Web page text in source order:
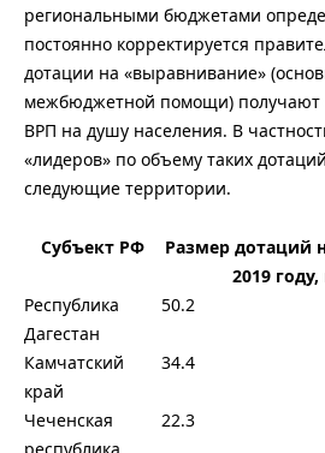
региональными бюджетами
постоянно корректируется
дотации на «выравнивание»
межбюджетной помощи) получают
ВРП на душу населения. В
«лидеров» по объему таких
следующие территории.
Субъект РФ
Размер дотаций
2019
Республика
Дагестан
50.2
Камчатский
край
34.4
Чеченская
22.3